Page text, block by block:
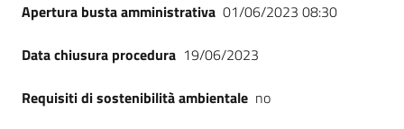
Apertura busta amministrativa 01/06/2023 08:30
Data chiusura procedura 19/06/2023
Requisiti di sostenibilità ambientale no